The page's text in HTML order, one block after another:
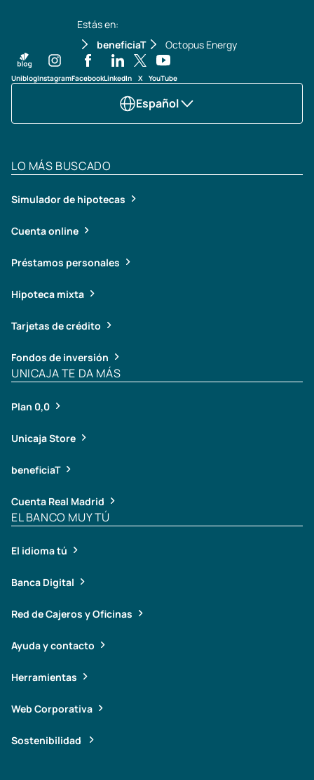
Estás en:
beneficiaT
Octopus Energy
UniblogInstagramFacebookLinkedIn X YouTube
Español
LO MÁS BUSCADO
Simulador de hipotecas
Cuenta online
Préstamos personales
Hipoteca mixta
Tarjetas de crédito
Fondos de inversión
UNICAJA TE DA MÁS
Plan 0,0
Unicaja Store
beneficiaT
Cuenta Real Madrid
EL BANCO MUY TÚ
El idioma tú
Banca Digital
Red de Cajeros y Oficinas
Ayuda y contacto
Herramientas
Web Corporativa
Sostenibilidad